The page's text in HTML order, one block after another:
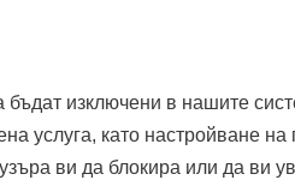
изключени в нашите
услуга, като настройване на
ви да блокира или да ви